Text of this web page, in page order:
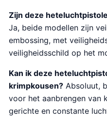
Zijn deze
Ja, beide modellen zijn
embossing, met
veiligheidsschild op het
Kan ik deze
krimpkousen? Absoluut,
voor het aanbrengen van
gerichte en constante